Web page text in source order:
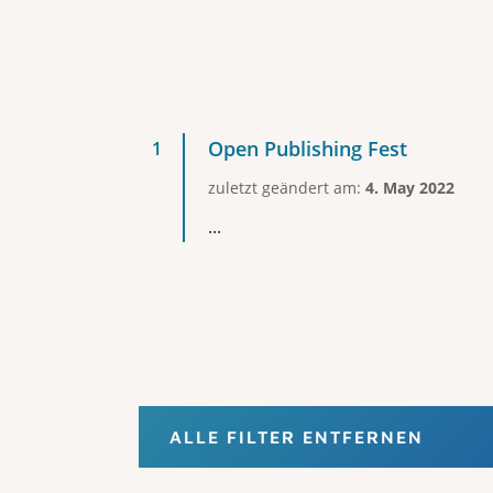
Open Publishing Fest
zuletzt geändert am: 4. May 2022
...
ALLE FILTER ENTFERNEN